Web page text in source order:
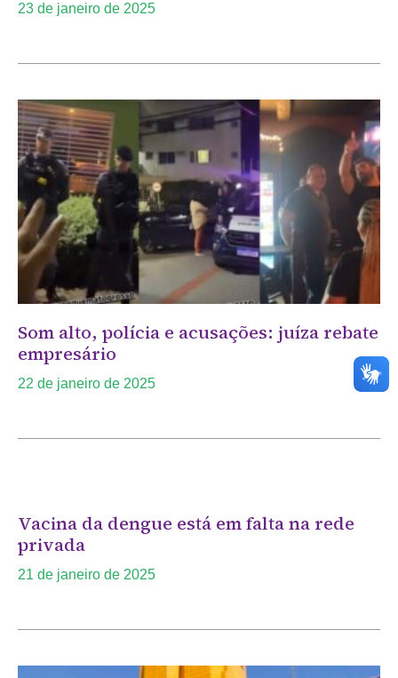
23 de janeiro de 2025
Som alto, polícia e acusações: juíza rebate
empresário
22 de janeiro de 2025
Vacina da dengue está em falta na rede
privada
21 de janeiro de 2025